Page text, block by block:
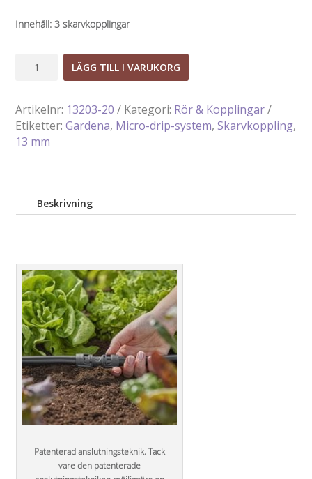
Innehåll: 3 skarvkopplingar
Skarvkoppling
(1/2")
mängd
LÄGG TILL I VARUKORG
Artikelnr: 13203-20 Kategori: Rör & Kopplingar
Etiketter:Gardena, Micro-drip-system,Skarvkoppling,
13 mm
Beskrivning
Patenterad anslutningsteknik. Tack
vare den patenterade